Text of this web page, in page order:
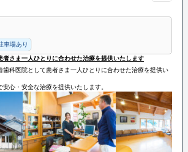
車場あり
者さま一人ひとりに合わせた治療を提供いたします
歯科医院として患者さま一人ひとりに合わせた治療を提供い
心・安全な治療を提供いたします。